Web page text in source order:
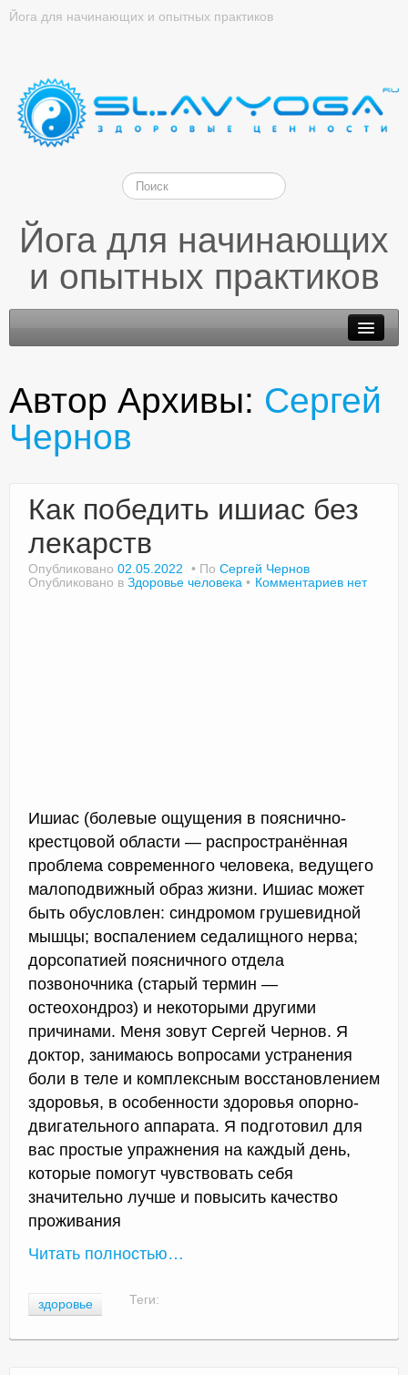
Йога для начинающих и опытных практиков
Йога для начинающих
и опытных практиков
Методика SLAVYOGA
Методика ЧЕРЕНОК
Йога для начинающих
Автор Архивы: Сергей
Чернов
Как победить ишиас без
лекарств
Опубликовано 02.05.2022 По Сергей Чернов
Опубликовано в Здоровье человека Комментариев нет
Ишиас (болевые ощущения в пояснично-
крестцовой области — распространённая
проблема современного человека, ведущего
малоподвижный образ жизни. Ишиас может
быть обусловлен: синдромом грушевидной
мышцы; воспалением седалищного нерва;
дорсопатией поясничного отдела
позвоночника (старый термин —
остеохондроз) и некоторыми другими
причинами. Меня зовут Сергей Чернов. Я
доктор, занимаюсь вопросами устранения
боли в теле и комплексным восстановлением
здоровья, в особенности здоровья опорно-
двигательного аппарата. Я подготовил для
вас простые упражнения на каждый день,
которые помогут чувствовать себя
значительно лучше и повысить качество
проживания
Читать полностью…
Теги:
здоровье